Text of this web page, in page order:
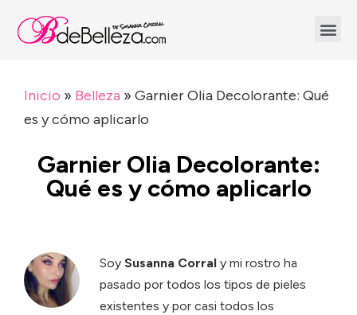
Inicio » Belleza » Garnier Olia Decolorante: Qué
es y cómo aplicarlo
Garnier Olia Decolorante:
Qué es y cómo aplicarlo
Soy Susanna Corral y mi rostro ha
pasado por todos los tipos de pieles
existentes y por casi todos los